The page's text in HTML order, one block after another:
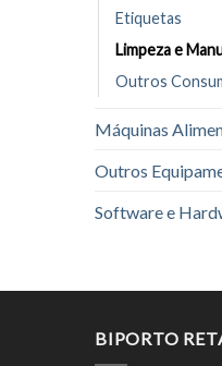
Etiquetas
Limpeza e
Outros
Máquinas
Outros
Software e
BIPORTO